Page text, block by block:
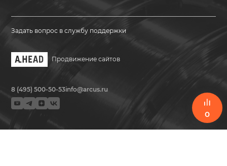
0
Задать вопрос в службу поддержки
Продвижение сайтов
8 (495) 500-50-53info@arcus.ru